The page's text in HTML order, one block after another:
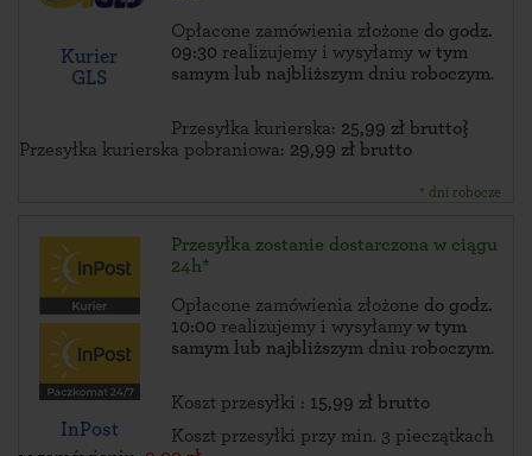
Kurier
GLS
Opłacone zamówienia złożone do godz.
09:30 realizujemy i wysyłamy w tym
samym lub najbliższym dniu roboczym.
Przesyłka kurierska: 25,99 zł brutto}
Przesyłka kurierska pobraniowa: 29,99 zł brutto
* dni robocze
InPost
Przesyłka zostanie dostarczona w ciągu
24h*
Opłacone zamówienia złożone do godz.
10:00 realizujemy i wysyłamy w tym
samym lub najbliższym dniu roboczym.
Koszt przesyłki : 15,99 zł brutto
Koszt przesyłki przy min. 3 pieczątkach